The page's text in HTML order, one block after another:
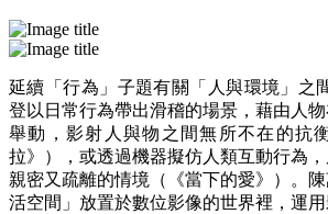
延續「行為」子題有關「人與環境」之
登以日常行為帶出滑稽的場景，藉由人
舉動，影射人與物之間無所不在的抗
拉》），或透過機器擬仿人類互動行為
親密又疏離的情境（《當下的愛》）。
活空間」放置於數位影像的世界裡，運